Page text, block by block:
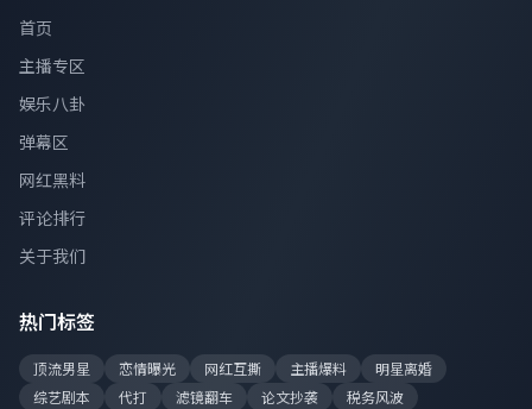
首页
主播专区
娱乐八卦
弹幕区
网红黑料
评论排行
关于我们
热门标签
顶流男星 恋情曝光 网红互撕 主播爆料
明星离婚
综艺剧本
代打 滤镜翻车 论文抄袭 税务风波